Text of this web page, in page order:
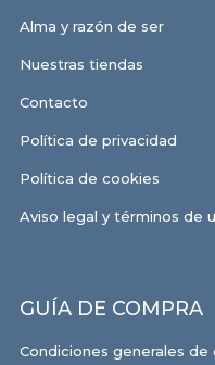
Alma y razón de ser
Nuestras tiendas
Contacto
Política de privacidad
Política de cookies
Aviso legal y términos de
GUÍA DE COMPRA
Condiciones generales de